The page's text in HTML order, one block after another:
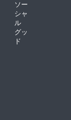
ソー
シャ
ル
グッ
ド